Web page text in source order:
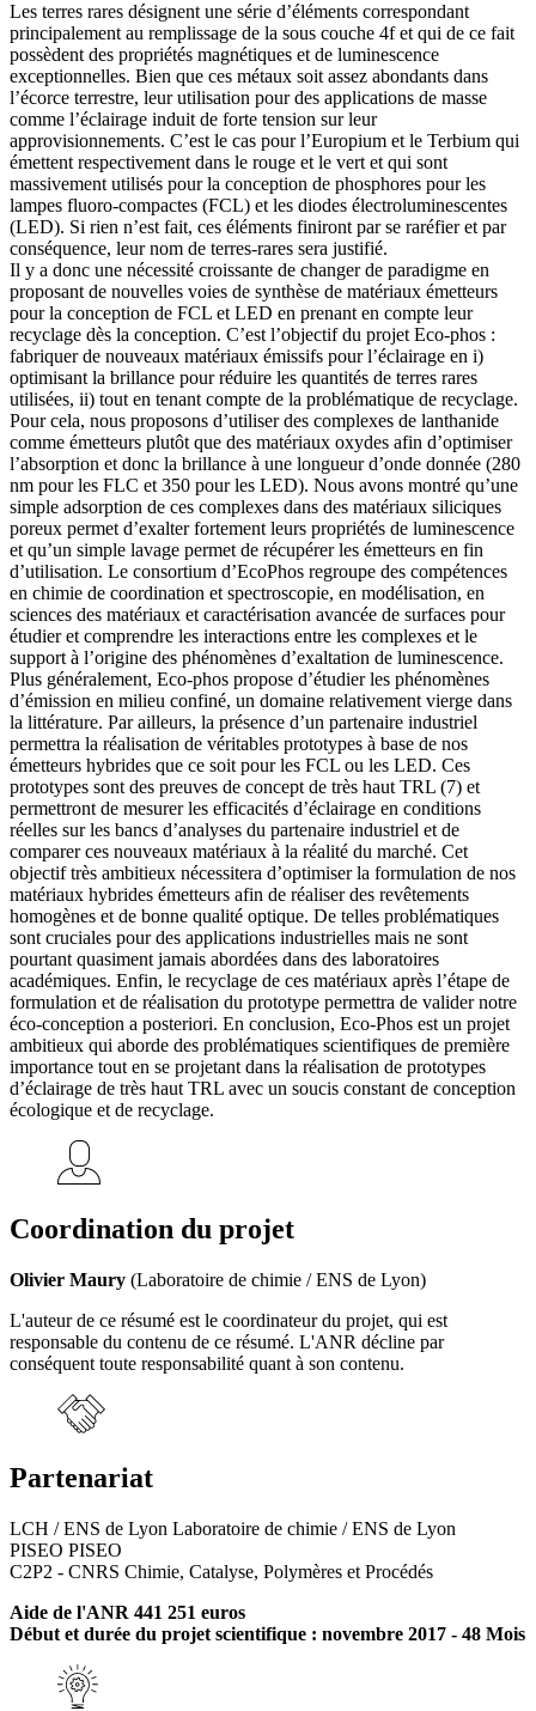
Les terres rares désignent une série d’éléments correspondant
principalement au remplissage de la sous couche 4f et qui de ce fait
possèdent des propriétés magnétiques et de luminescence
exceptionnelles. Bien que ces métaux soit assez abondants dans
l’écorce terrestre, leur utilisation pour des applications de masse
comme l’éclairage induit de forte tension sur leur
approvisionnements. C’est le cas pour l’Europium et le Terbium qui
émettent respectivement dans le rouge et le vert et qui sont
massivement utilisés pour la conception de phosphores pour les
lampes fluoro-compactes (FCL) et les diodes électroluminescentes
(LED). Si rien n’est fait, ces éléments finiront par se raréfier et par
conséquence, leur nom de terres-rares sera justifié.
Il y a donc une nécessité croissante de changer de paradigme en
proposant de nouvelles voies de synthèse de matériaux émetteurs
pour la conception de FCL et LED en prenant en compte leur
recyclage dès la conception. C’est l’objectif du projet Eco-phos :
fabriquer de nouveaux matériaux émissifs pour l’éclairage en i)
optimisant la brillance pour réduire les quantités de terres rares
utilisées, ii) tout en tenant compte de la problématique de recyclage.
Pour cela, nous proposons d’utiliser des complexes de lanthanide
comme émetteurs plutôt que des matériaux oxydes afin d’optimiser
l’absorption et donc la brillance à une longueur d’onde donnée (280
nm pour les FLC et 350 pour les LED). Nous avons montré qu’une
simple adsorption de ces complexes dans des matériaux siliciques
poreux permet d’exalter fortement leurs propriétés de luminescence
et qu’un simple lavage permet de récupérer les émetteurs en fin
d’utilisation. Le consortium d’EcoPhos regroupe des compétences
en chimie de coordination et spectroscopie, en modélisation, en
sciences des matériaux et caractérisation avancée de surfaces pour
étudier et comprendre les interactions entre les complexes et le
support à l’origine des phénomènes d’exaltation de luminescence.
Plus généralement, Eco-phos propose d’étudier les phénomènes
d’émission en milieu confiné, un domaine relativement vierge dans
la littérature. Par ailleurs, la présence d’un partenaire industriel
permettra la réalisation de véritables prototypes à base de nos
émetteurs hybrides que ce soit pour les FCL ou les LED. Ces
prototypes sont des preuves de concept de très haut TRL (7) et
permettront de mesurer les efficacités d’éclairage en conditions
réelles sur les bancs d’analyses du partenaire industriel et de
comparer ces nouveaux matériaux à la réalité du marché. Cet
objectif très ambitieux nécessitera d’optimiser la formulation de nos
matériaux hybrides émetteurs afin de réaliser des revêtements
homogènes et de bonne qualité optique. De telles problématiques
sont cruciales pour des applications industrielles mais ne sont
pourtant quasiment jamais abordées dans des laboratoires
académiques. Enfin, le recyclage de ces matériaux après l’étape de
formulation et de réalisation du prototype permettra de valider notre
éco-conception a posteriori. En conclusion, Eco-Phos est un projet
ambitieux qui aborde des problématiques scientifiques de première
importance tout en se projetant dans la réalisation de prototypes
d’éclairage de très haut TRL avec un soucis constant de conception
écologique et de recyclage.
Coordination du projet
Olivier Maury (Laboratoire de chimie / ENS de Lyon)
L'auteur de ce résumé est le coordinateur du projet, qui est
responsable du contenu de ce résumé. L'ANR décline par
conséquent toute responsabilité quant à son contenu.
Partenariat
LCH / ENS de Lyon Laboratoire de chimie / ENS de Lyon
PISEO PISEO
C2P2 - CNRS Chimie, Catalyse, Polymères et Procédés
Aide de l'ANR 441 251 euros
Début et durée du projet scientifique : novembre 2017 - 48 Mois